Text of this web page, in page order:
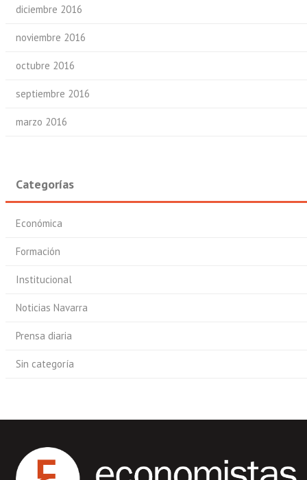
diciembre 2016
noviembre 2016
octubre 2016
septiembre 2016
marzo 2016
Categorías
Económica
Formación
Institucional
Noticias Navarra
Prensa diaria
Sin categoría